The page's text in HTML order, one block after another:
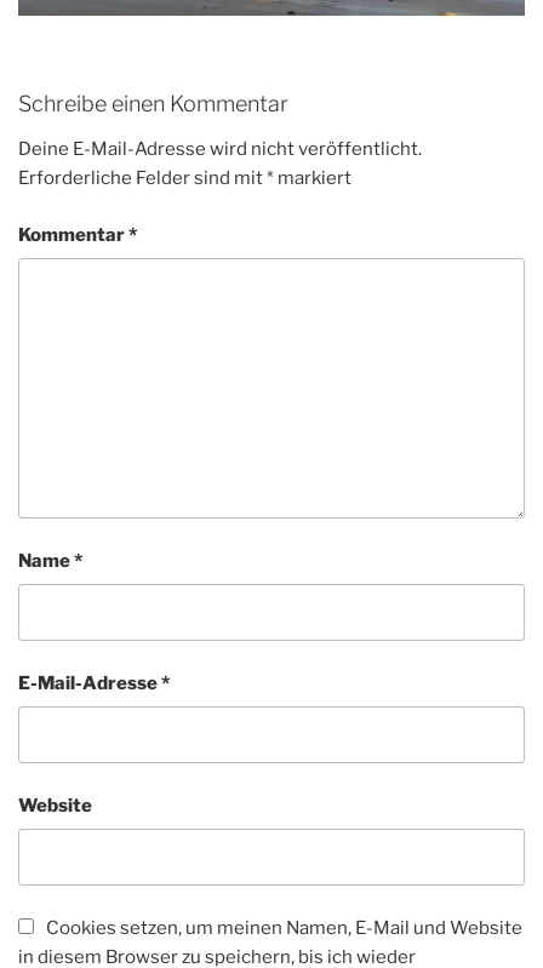
Schreibe einen Kommentar
Deine E-Mail-Adresse wird nicht veröffentlicht.
Erforderliche Felder sind mit* markiert
Kommentar*
Name*
E-Mail-Adresse*
Website
Cookies setzen, um meinen Namen, E-Mail und Website
in diesem Browser zu speichern, bis ich wieder